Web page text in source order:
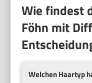
Wie findest
Föhn mit
Welchen Haartyp